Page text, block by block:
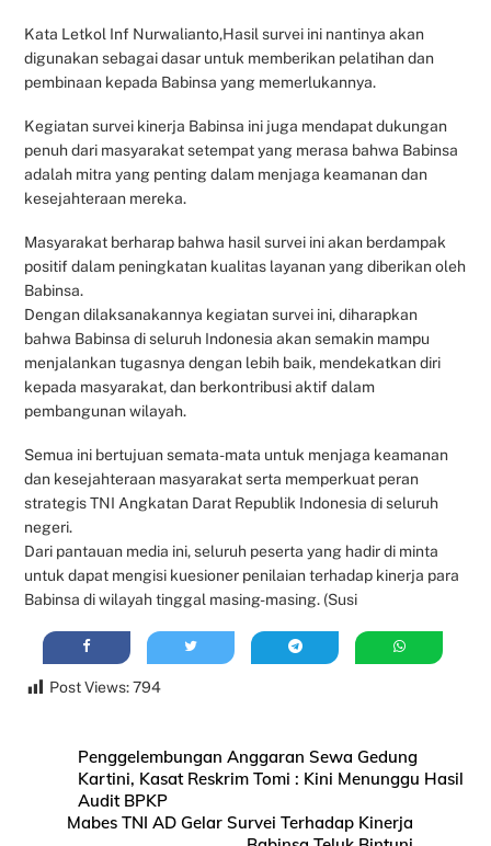
Kata Letkol Inf Nurwalianto,Hasil survei ini nantinya akan
digunakan sebagai dasar untuk memberikan pelatihan dan
pembinaan kepada Babinsa yang memerlukannya.
Kegiatan survei kinerja Babinsa ini juga mendapat dukungan
penuh dari masyarakat setempat yang merasa bahwa Babinsa
adalah mitra yang penting dalam menjaga keamanan dan
kesejahteraan mereka.
Masyarakat berharap bahwa hasil survei ini akan berdampak
positif dalam peningkatan kualitas layanan yang diberikan oleh
Babinsa.
Dengan dilaksanakannya kegiatan survei ini, diharapkan
bahwa Babinsa di seluruh Indonesia akan semakin mampu
menjalankan tugasnya dengan lebih baik, mendekatkan diri
kepada masyarakat, dan berkontribusi aktif dalam
pembangunan wilayah.
Semua ini bertujuan semata-mata untuk menjaga keamanan
dan kesejahteraan masyarakat serta memperkuat peran
strategis TNI Angkatan Darat Republik Indonesia di seluruh
negeri.
Dari pantauan media ini, seluruh peserta yang hadir di minta
untuk dapat mengisi kuesioner penilaian terhadap kinerja para
Babinsa di wilayah tinggal masing-masing. (Susi
Post Views: 794
Penggelembungan Anggaran Sewa Gedung
Kartini, Kasat Reskrim Tomi : Kini Menunggu Hasil
Audit BPKP
Mabes TNI AD Gelar Survei Terhadap Kinerja